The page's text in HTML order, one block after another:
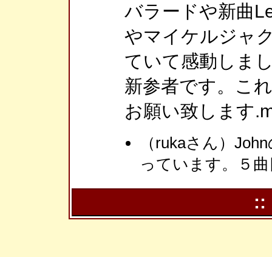
バラードや新曲
やマイケルジャ
ていて感動しま
新参者です。こ
お願い致します
（rukaさん）
っています。５
::